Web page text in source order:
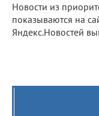
Новости из
показываются на
Яндекс.Новостей